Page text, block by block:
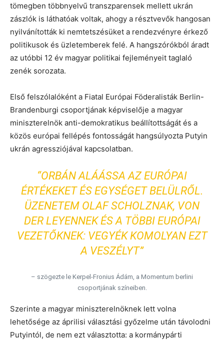
tömegben többnyelvű transzparensek mellett ukrán
zászlók is láthatóak voltak, ahogy a résztvevők hangosan
nyilvánították ki nemtetszésüket a rendezvényre érkező
politikusok és üzletemberek felé. A hangszórókból áradt
az utóbbi 12 év magyar politikai fejleményeit taglaló
zenék sorozata.
Első felszólalóként a Fiatal Európai Föderalisták Berlin-
Brandenburgi csoportjának képviselője a magyar
miniszterelnök anti-demokratikus beállítottságát és a
közös európai fellépés fontosságát hangsúlyozta Putyin
ukrán agressziójával kapcsolatban.
“ORBÁN ALÁÁSSA AZ EURÓPAI
ÉRTÉKEKET ÉS EGYSÉGET BELÜLRŐL.
ÜZENETEM OLAF SCHOLZNAK, VON
DER LEYENNEK ÉS A TÖBBI EURÓPAI
VEZETŐKNEK: VEGYÉK KOMOLYAN EZT
A VESZÉLYT”
– szögezte le Kerpel-Fronius Ádám, a Momentum berlini
csoportjának színeiben.
Szerinte a magyar miniszterelnöknek lett volna
lehetősége az áprilisi választási győzelme után távolodni
Putyintól, de nem ezt választotta: a kormánypárti